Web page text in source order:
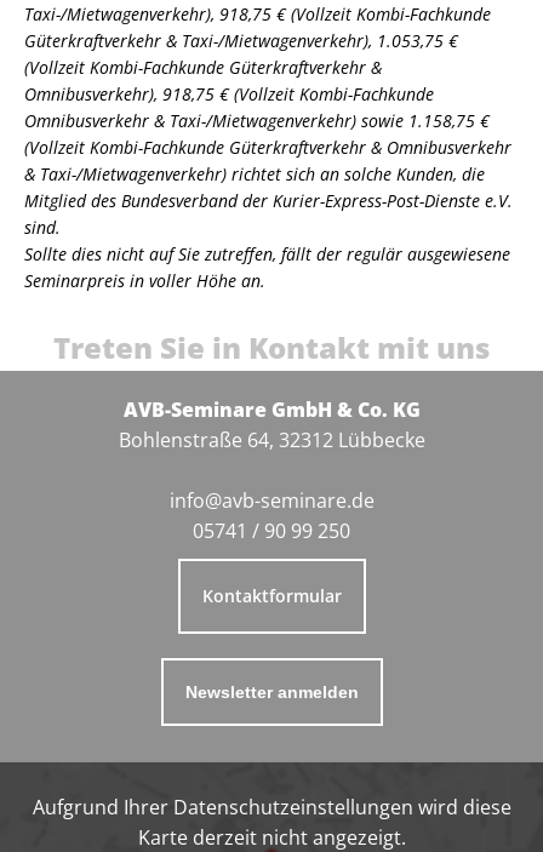
Taxi-/Mietwagenverkehr), 918,75 € (Vollzeit Kombi-Fachkunde
Güterkraftverkehr & Taxi-/Mietwagenverkehr), 1.053,75 €
(Vollzeit Kombi-Fachkunde Güterkraftverkehr &
Omnibusverkehr), 918,75 € (Vollzeit Kombi-Fachkunde
Omnibusverkehr & Taxi-/Mietwagenverkehr) sowie 1.158,75 €
(Vollzeit Kombi-Fachkunde Güterkraftverkehr & Omnibusverkehr
& Taxi-/Mietwagenverkehr) richtet sich an solche Kunden, die
Mitglied des Bundesverband der Kurier-Express-Post-Dienste e.V.
sind.
Sollte dies nicht auf Sie zutreffen, fällt der regulär ausgewiesene
Seminarpreis in voller Höhe an.
Treten Sie in Kontakt mit uns
AVB-Seminare GmbH & Co. KG
Bohlenstraße 64, 32312 Lübbecke
info@avb-seminare.de
05741 / 90 99 250
Kontaktformular
Newsletter anmelden
Aufgrund Ihrer Datenschutzeinstellungen wird diese
Karte derzeit nicht angezeigt.